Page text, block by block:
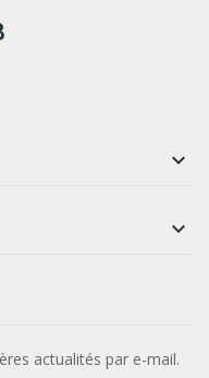


actualités par e-mail.